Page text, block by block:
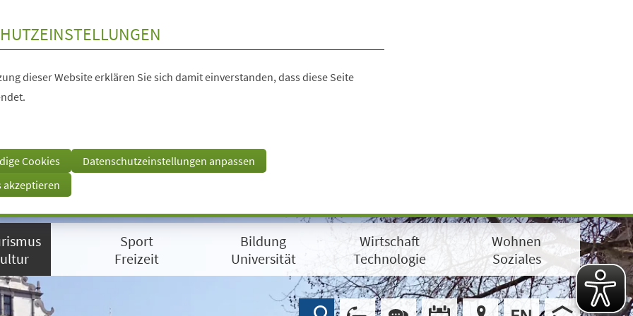
dieser Website erklären Sie sich damit einverstanden, dass diese Seite
Cookies
Datenschutzeinstellungen anpassen
akzeptieren
Sport
Freizeit
Bildung
Universität
Wirtschaft
Technologie
Wohnen
Soziales